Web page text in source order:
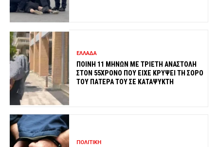
ΕΛΛΑΔΑ
ΠΟΙΝΗ 11 ΜΗΝΩΝ ΜΕ ΤΡΙΕΤΗ ΑΝΑΣΤΟΛΗ
ΣΤΟΝ 55ΧΡΟΝΟ ΠΟΥ ΕΙΧΕ ΚΡΥΨΕΙ ΤΗ ΣΟΡΟ
ΤΟΥ ΠΑΤΕΡΑ ΤΟΥ ΣΕ ΚΑΤΑΨΥΚΤΗ
ΠΟΛΙΤΙΚΗ